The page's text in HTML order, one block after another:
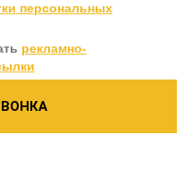
персональных
рекламно-